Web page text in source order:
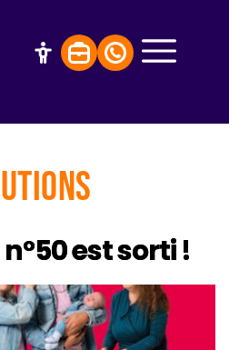
est sorti !